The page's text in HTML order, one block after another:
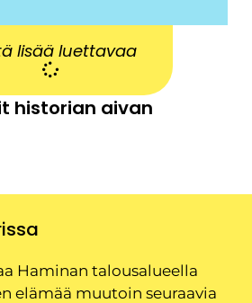
lisää luettavaa
historian aivan
Haminan talousalueella
elämää muutoin seuraavia